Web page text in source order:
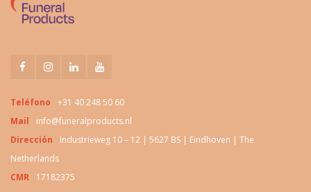
Teléfono
+31 40 248 50 60
Mail
info@funeralproducts.nl
Dirección
Industrieweg 10 – 12 | 5627 BS | Eindhoven | The
Netherlands
CMR
17182375